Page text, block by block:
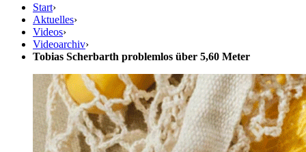
Start›
Aktuelles›
Videos›
Videoarchiv›
Tobias Scherbarth problemlos über 5,60 Meter